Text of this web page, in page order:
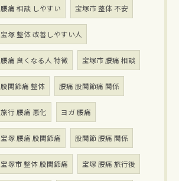
腰痛 相談 しやすい 宝塚市 整体 不安
宝塚 整体 改善しやすい人
腰痛 良くなる人 特徴 宝塚市 腰痛 相談
股関節痛 整体 腰痛 股関節痛 関係
旅行 腰痛 悪化 ヨガ 腰痛
宝塚 腰痛 股関節痛 股関節 腰痛 関係
宝塚市 整体 股関節痛 宝塚 腰痛 旅行後